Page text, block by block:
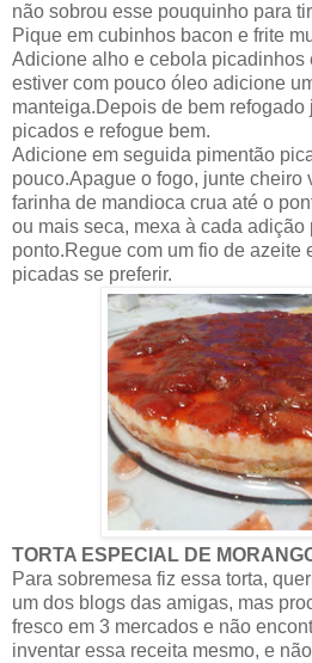
não sobrou esse pouquinho para
Pique em cubinhos bacon e frite
Adicione alho e cebola picadinhos
estiver com pouco óleo adicione
manteiga.Depois de bem
picados e refogue bem.
Adicione em seguida pimentão
pouco.Apague o fogo, junte cheiro
farinha de mandioca crua até o
ou mais seca, mexa à cada adição
ponto.Regue com um fio de azeite
picadas se preferir.
TORTA ESPECIAL DE
Para sobremesa fiz essa torta,
um dos blogs das amigas, mas
fresco em 3 mercados e não
inventar essa receita mesmo, e